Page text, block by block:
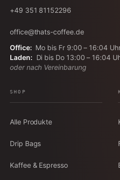
+49 351 81152296
office@thats-coffee.de
Office: Mo bis Fr 9:00 – 16:04
Laden: Di bis Do 13:00 – 16:04
oder nach Vereinbarung
SHOP
Alle Produkte
Drip Bags
Kaffee & Espresso